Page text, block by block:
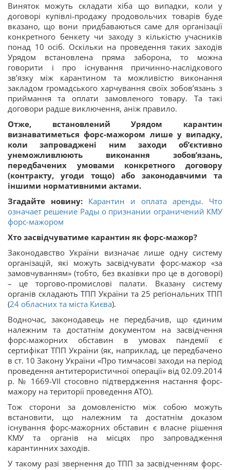
Виняток можуть складати хіба що випадки, коли у
договорі купівлі-продажу продовольчих товарів буде
вказано, що вони придбаваються саме для організації
конкретного бенкету чи заходу з кількістю учасників
понад 10 осіб. Оскільки на проведення таких заходів
Урядом встановлена пряма заборона, то можна
говорити і про існування причинно-наслідкового
зв’язку між карантином та можливістю виконання
закладом громадського харчування своїх зобов’язань з
приймання та оплати замовленого товару. Та такі
договори радше виключення, аніж правило.
Отже, встановлений Урядом карантин
визнаватиметься форс-мажором лише у випадку,
коли запроваджені ним заходи об’єктивно
унеможливлюють виконання зобов’язань,
передбачених умовами конкретного договору
(контракту, угоди тощо) або законодавчими та
іншими нормативними актами.
Згадайте новину: Карантин и оплата аренды. Что
означает решение Рады о признании ограничений КМУ
форс-мажором
Хто засвідчуватиме карантин як форс-мажор?
Законодавство України визначає лише одну систему
організацій, які можуть засвідчувати форс-мажор «за
замовчуванням» (тобто, без вказівки про це в договорі)
– це торгово-промислові палати. Вказану систему
органів складають ТПП України та 25 регіональних ТПП
(24 обласних та міста Києва).
Водночас, законодавець не передбачив, що єдиним
належним та достатнім документом на засвідчення
форс-мажорних обставин в умовах пандемії є
сертифікат ТПП України (як, наприклад, це передбачено
в ст. 10 Закону України «Про тимчасові заходи на період
проведення антитерористичної операції» від 02.09.2014
р. № 1669-VII стосовно підтвердження настання форс-
мажору на території проведення АТО).
Тож сторони за домовленістю між собою можуть
встановити, що належним та достатнім доказом
існування форс-мажорних обставин є власне рішення
КМУ та органів на місцях про запровадження
карантинних заходів.
У такому разі звернення до ТПП за засвідченням форс-